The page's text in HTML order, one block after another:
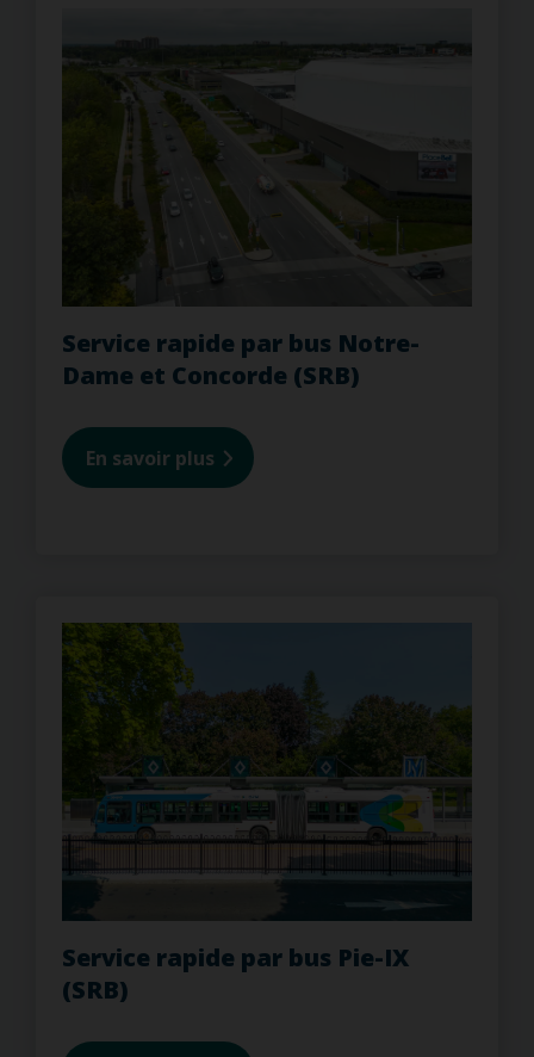
Service rapide par bus Notre-
Dame et Concorde (SRB)
En savoir plus
Service rapide par bus Pie-IX
(SRB)